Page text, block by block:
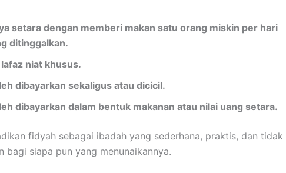
setara dengan memberi makan satu orang miskin per hari
ditinggalkan.
niat khusus.
dibayarkan sekaligus atau dicicil.
dibayarkan dalam bentuk makanan atau nilai uang setara.
fidyah sebagai ibadah yang sederhana, praktis, dan tidak
bagi siapa pun yang menunaikannya.